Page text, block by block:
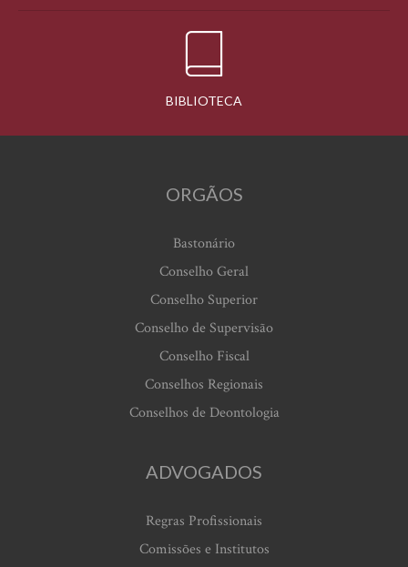
BIBLIOTECA
ORGÃOS
Bastonário
Conselho Geral
Conselho Superior
Conselho de Supervisão
Conselho Fiscal
Conselhos Regionais
Conselhos de Deontologia
ADVOGADOS
Regras Profissionais
Comissões e Institutos